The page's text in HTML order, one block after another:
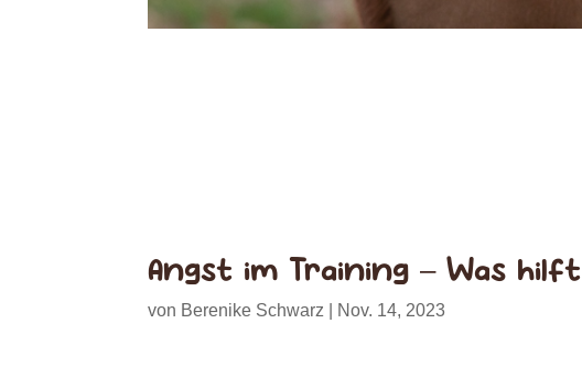
Angst im Training – Was hilft
von Berenike Schwarz Nov. 14, 2023